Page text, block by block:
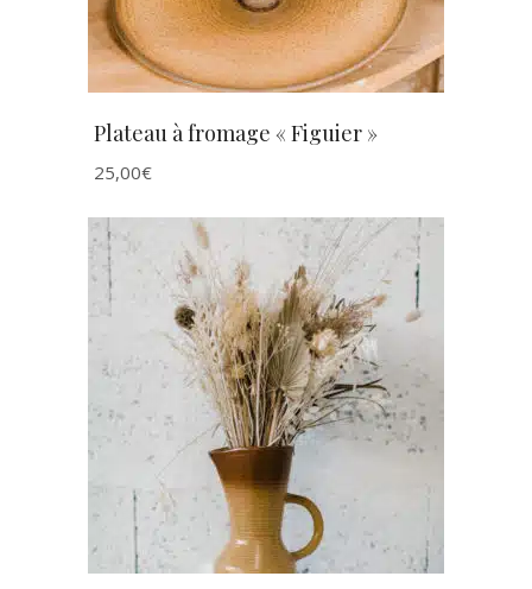
Plateau à fromage « Figuier »
25,00€
AJOUTER AU PANIER